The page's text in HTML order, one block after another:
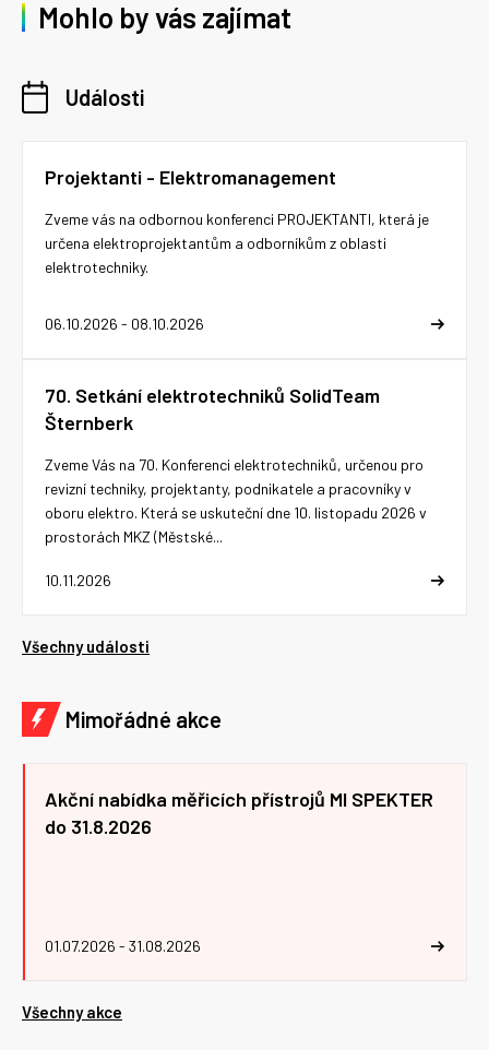
Mohlo by vás zajímat
Události
Projektanti - Elektromanagement
06.10.2026 - 08.10.2026
Zveme vás na odbornou konferenci PROJEKTANTI, která je
určena elektroprojektantům a odborníkům z oblasti
elektrotechniky.
70. Setkání elektrotechniků SolidTeam
Šternberk
10.11.2026
Zveme Vás na 70. Konferenci elektrotechniků, určenou pro
revizní techniky, projektanty, podnikatele a pracovníky v
oboru elektro. Která se uskuteční dne 10. listopadu 2026 v
prostorách MKZ (Městské...
Všechny události
Mimořádné akce
Akční nabídka měřicích přístrojů MI SPEKTER
do 31.8.2026
01.07.2026 - 31.08.2026
Všechny akce